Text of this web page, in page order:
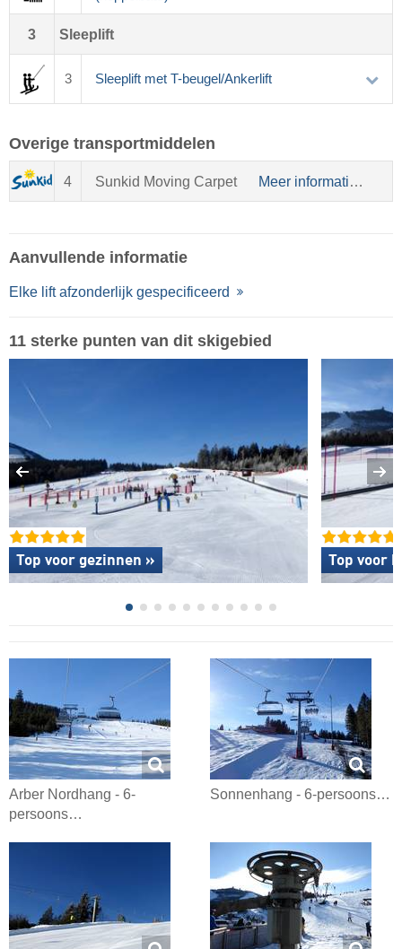
3 Sleeplift
3 Sleeplift met T-beugel/Ankerlift
Overige transportmiddelen
4 Sunkid Moving Carpet Meer informatie over Sunkid
Aanvullende informatie
Elke lift afzonderlijk gespecificeerd
11 sterke punten van dit skigebied
Top voor gezinnen » Top voor
Arber Nordhang - 6-
persoons…
Sonnenhang - 6-persoons…